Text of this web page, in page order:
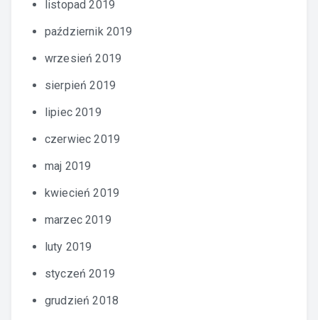
listopad 2019
październik 2019
wrzesień 2019
sierpień 2019
lipiec 2019
czerwiec 2019
maj 2019
kwiecień 2019
marzec 2019
luty 2019
styczeń 2019
grudzień 2018